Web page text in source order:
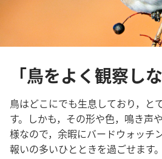
「鳥をよく観察し
鳥​は​どこ​に​で​も​生息​し​て​おり，と
す。しかも，その​形​や​色，鳴き声​
様​な​の​で，余暇​に​バードウォッチ
報い​の​多い​ひととき​を​過ごせ​ます。